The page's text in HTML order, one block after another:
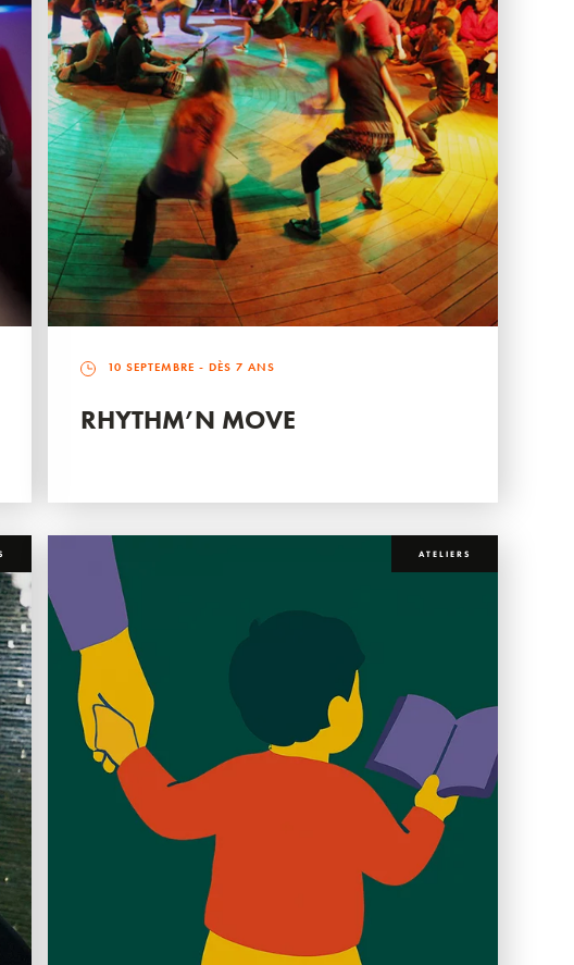
10 SEPTEMBRE - DÈS 7 ANS
RHYTHM’N MOVE
ATELIERS